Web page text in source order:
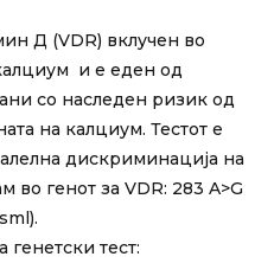
Д (VDR) вклучен во
и е еден од
со наследен ризик од
на калциум. Тестот е
дискриминација на
во генот за VDR: 283 A>G
тест: